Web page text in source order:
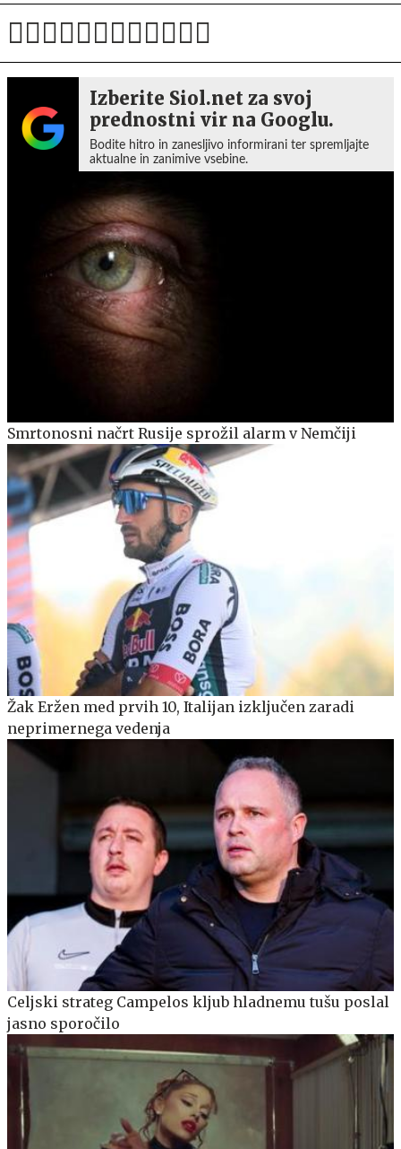
Izberite Siol.net za svoj
prednostni vir na Googlu.
Bodite hitro in zanesljivo informirani ter spremljajte
aktualne in zanimive vsebine.
Smrtonosni načrt Rusije sprožil alarm v Nemčiji
Žak Eržen med prvih 10, Italijan izključen zaradi
neprimernega vedenja
Celjski strateg Campelos kljub hladnemu tušu poslal
jasno sporočilo